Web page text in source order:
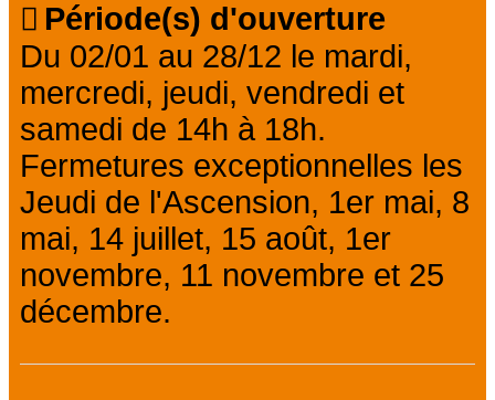
Période(s) d'ouverture
Du 02/01 au 28/12 le mardi,
mercredi, jeudi, vendredi et
samedi de 14h à 18h.
Fermetures exceptionnelles les
Jeudi de l'Ascension, 1er mai, 8
mai, 14 juillet, 15 août, 1er
novembre, 11 novembre et 25
décembre.